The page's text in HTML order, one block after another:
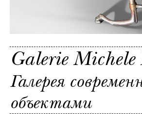
Galerie Michele
Галерея
объектами